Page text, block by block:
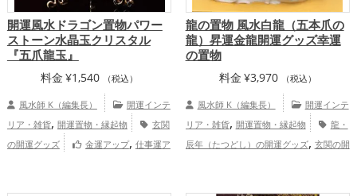
開運風水ドラゴン置物パワー
ストーン水晶玉クリスタル
『五爪龍玉』
料金 ¥1,540 （税込）
風水師 K（編集長）
開運インテ
リア・雑貨, 開運置物・縁起物
玄関
の開運グッズ
金運アップ, 仕事運ア
龍の置物 風水白龍（五本爪の
龍）昇運金龍開運グッズ幸運
の置物
料金 ¥3,970 （税込）
風水師 K（編集長）
開運インテ
リア・雑貨, 開運置物・縁起物
龍・
辰年（たつどし）の開運グッズ, 玄関の開